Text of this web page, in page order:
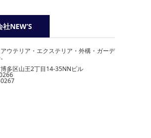
NEW’S
ウテリア・エクステリア・外構・ガーデ
多区山王2丁目14-35NNビル